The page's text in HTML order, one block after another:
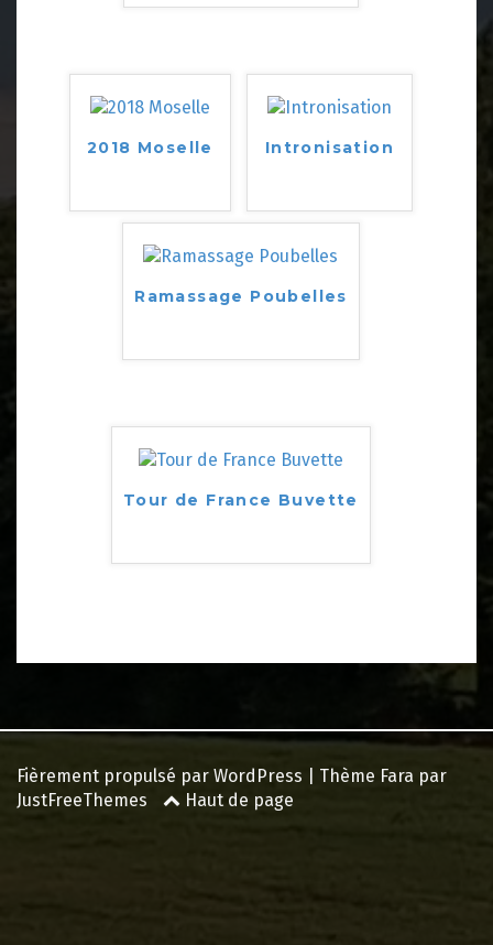
2018 Moselle Intronisation
Ramassage Poubelles
Tour de France Buvette
Fièrement propulsé par WordPress Thème Fara par
JustFreeThemes
Haut de page